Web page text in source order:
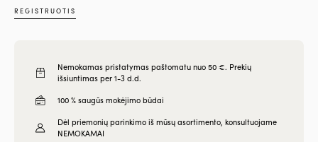
REGISTRUOTIS
Nemokamas pristatymas paštomatu nuo 50 €. Prekių
išsiuntimas per 1-3 d.d.
100 % saugūs mokėjimo būdai
Dėl priemonių parinkimo iš mūsų asortimento, konsultuojame
NEMOKAMAI